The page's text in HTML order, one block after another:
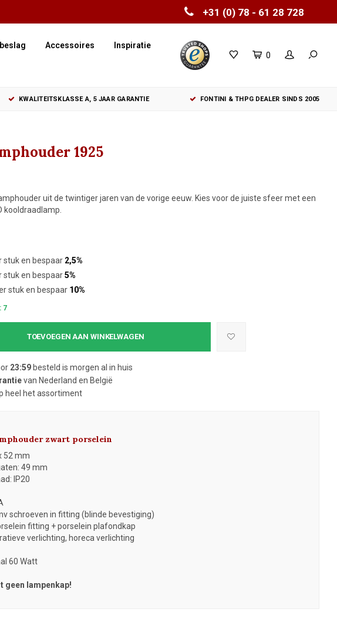
+31 (0) 78 - 61 28 728
Accessoires Inspiratie
0
KWALITEITSKLASSE A, 5 JAAR GARANTIE FONTINI & THPG DEALER SINDS 2005
1925
uit de twintiger jaren van de vorige eeuw. Kies voor de juiste sfeer met een
kooldraadlamp.
stuk en bespaar 2,5%
stuk en bespaar5%
stuk en bespaar 10%
7
TOEVOEGEN AAN WINKELWAGEN
23:59besteld is morgen al in huis
van Nederland en België
heel het assortiment
zwart porselein
52 mm
49 mm
IP20
schroeven in fitting (blinde bevestiging)
fitting + porselein plafondkap
verlichting, horeca verlichting
60 Watt
geen lampenkap!